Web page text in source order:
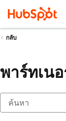
กลับ
พาร์ทเน